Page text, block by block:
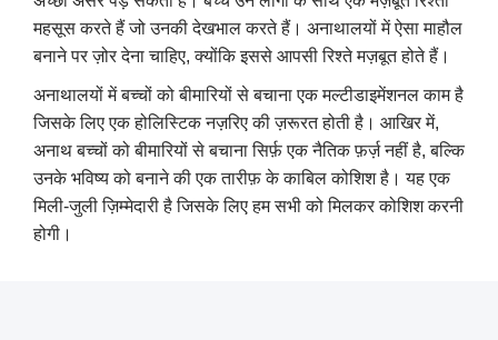
महसूस करते हैं जो उनकी देखभाल करते हैं। अनाथालयों में ऐसा माहौल
बनाने पर ज़ोर देना चाहिए, क्योंकि इससे आपसी रिश्ते मज़बूत होते हैं।
अनाथालयों में बच्चों को बीमारियों से बचाना एक मल्टीडाइमेंशनल काम है
जिसके लिए एक होलिस्टिक नज़रिए की ज़रूरत होती है। आखिर में,
अनाथ बच्चों को बीमारियों से बचाना सिर्फ़ एक नैतिक फ़र्ज़ नहीं है, बल्कि
उनके भविष्य को बनाने की एक तारीफ़ के काबिल कोशिश है। यह एक
मिली-जुली ज़िम्मेदारी है जिसके लिए हम सभी को मिलकर कोशिश करनी
होगी।